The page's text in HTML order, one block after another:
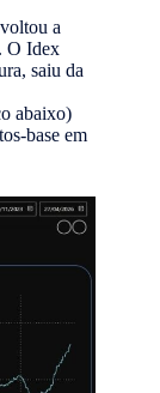
a
O Idex
saiu da
abaixo)
base em